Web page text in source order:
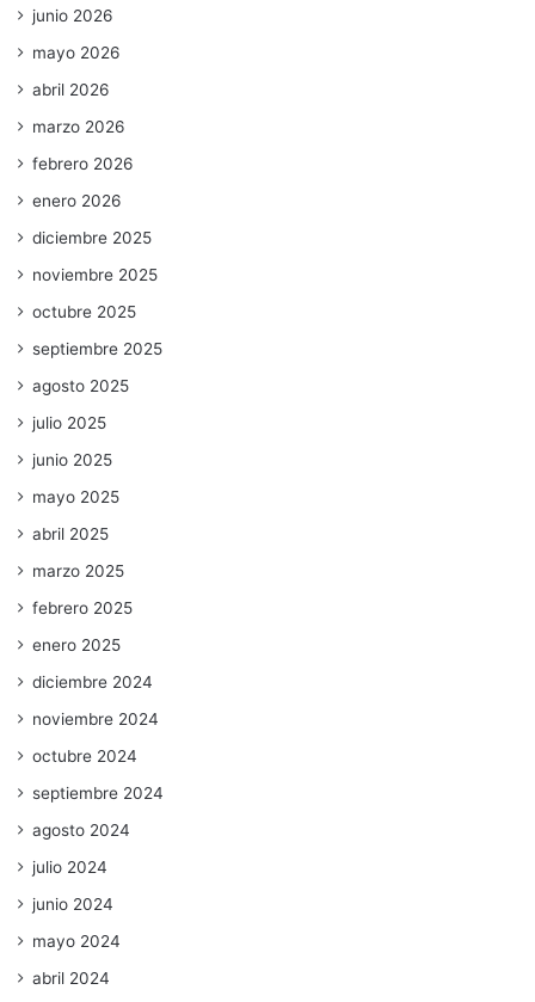
junio 2026
mayo 2026
abril 2026
marzo 2026
febrero 2026
enero 2026
diciembre 2025
noviembre 2025
octubre 2025
septiembre 2025
agosto 2025
julio 2025
junio 2025
mayo 2025
abril 2025
marzo 2025
febrero 2025
enero 2025
diciembre 2024
noviembre 2024
octubre 2024
septiembre 2024
agosto 2024
julio 2024
junio 2024
mayo 2024
abril 2024